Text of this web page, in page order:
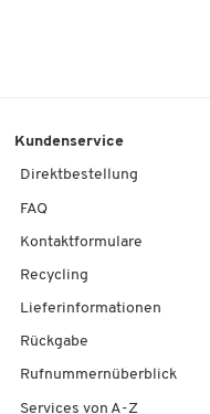
Kundenservice
Direktbestellung
FAQ
Kontaktformulare
Recycling
Lieferinformationen
Rückgabe
Rufnummernüberblick
Services von A-Z